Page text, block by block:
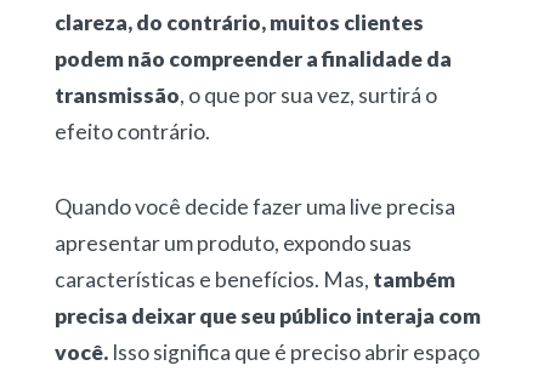
clareza, do contrário, muitos clientes
podem não compreender a finalidade da
transmissão, o que por sua vez, surtirá o
efeito contrário.
Quando você decide fazer uma live precisa
apresentar um produto, expondo suas
características e benefícios. Mas, também
precisa deixar que seu público interaja com
você.Isso significa que é preciso abrir espaço